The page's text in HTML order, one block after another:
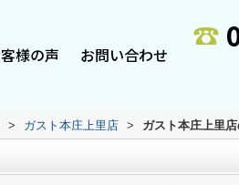
様の声 お問い合わせ
> ガスト本庄上里店 > ガスト本庄上里